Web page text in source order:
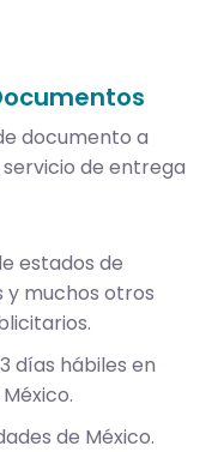
documento a
de entrega
estados de
y muchos otros
3 días hábiles en
de México.